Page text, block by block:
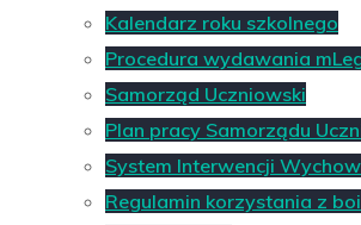
Kalendarz roku szkolnego
Procedura wydawania
Samorząd Uczniowski
Plan pracy Samorządu
System Interwencji
Regulamin korzystania z